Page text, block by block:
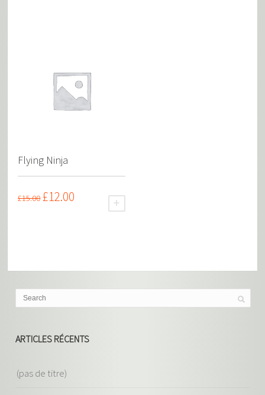
Flying Ninja
£15.00 £12.00
ARTICLES RÉCENTS
(pas de titre)